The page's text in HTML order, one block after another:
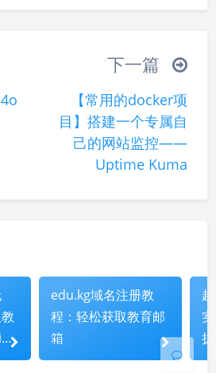
Sans Serif
浅阴影 深阴影
(≧∇≦*)ゝ
(☆ω☆)
(ノ°ο°)ノ
(ฅ´ω`ฅ)
下一篇
【常用的docker项
目】搭建一个专属自
己的网站监控——
Uptime Kuma
edu.kg域名注册教
程：轻松获取教育邮
箱